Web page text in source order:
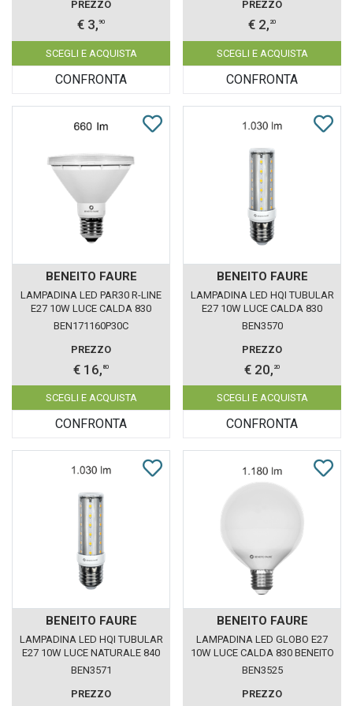
PREZZO
€ 3,90
SCEGLI E ACQUISTA
CONFRONTA
PREZZO
€ 2, 20
SCEGLI E ACQUISTA
CONFRONTA
BENEITO FAURE
LAMPADINA LED PAR30 R-LINE
E27 10W LUCE CALDA 830
BENEITO FAURE IP65
BEN171160P30C
PREZZO
€ 16, 80
SCEGLI E ACQUISTA
CONFRONTA
BENEITO FAURE
LAMPADINA LED HQI TUBULAR
E27 10W LUCE CALDA 830
BENEITO FAURE
BEN3570
PREZZO
€ 20, 20
SCEGLI E ACQUISTA
CONFRONTA
BENEITO FAURE
LAMPADINA LED HQI TUBULAR
E27 10W LUCE NATURALE 840
BENEITO FAURE
BEN3571
PREZZO
BENEITO FAURE
LAMPADINA LED GLOBO E27
10W LUCE CALDA 830 BENEITO
FAURE
BEN3525
PREZZO